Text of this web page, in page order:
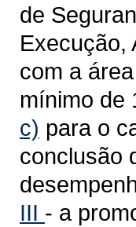
de
Execução,
com a
mínimo de
c) para o
conclusão
III - a